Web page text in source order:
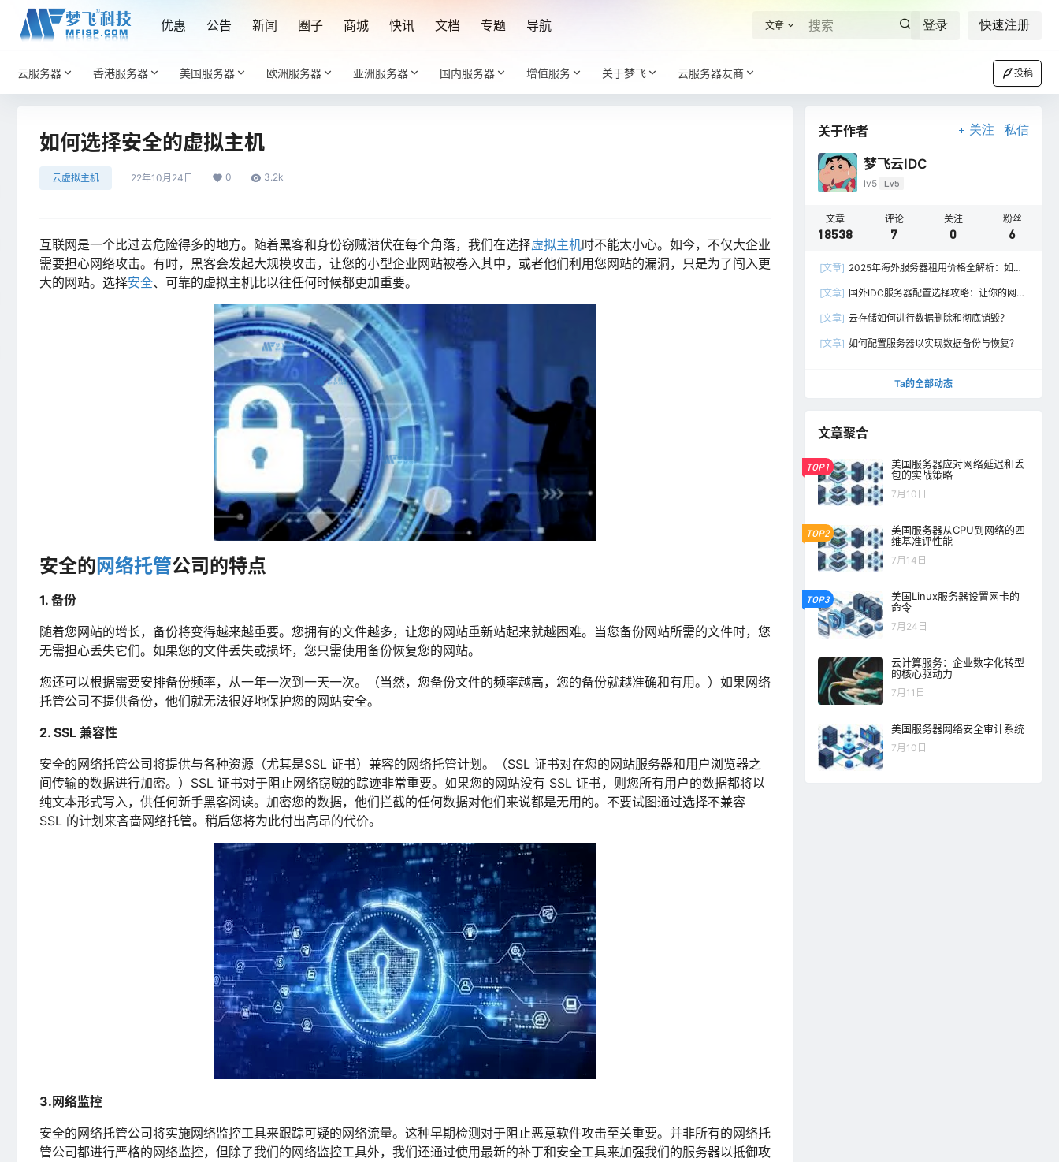
优惠 公告 新闻 圈子 商城 快讯 文档 专题 导航 文章 登录 快速注册
云服务器 香港服务器 美国服务器 欧洲服务器 亚洲服务器 国内服务器 增值服务 关于梦飞 云服务器友商 投稿
如何选择安全的虚拟主机
云虚拟主机 22年10月24日 0 3.2k
互联网是一个比过去危险得多的地方。随着黑客和身份窃贼潜伏在每个角落，我们在选择虚拟主机时不能太小心。如今，不仅大企业
需要担心网络攻击。有时，黑客会发起大规模攻击，让您的小型企业网站被卷入其中，或者他们利用您网站的漏洞，只是为了闯入更
大的网站。选择安全、可靠的虚拟主机比以往任何时候都更加重要。
安全的网络托管公司的特点
1. 备份
随着您网站的增长，备份将变得越来越重要。您拥有的文件越多，让您的网站重新站起来就越困难。当您备份网站所需的文件时，您
无需担心丢失它们。如果您的文件丢失或损坏，您只需使用备份恢复您的网站。
您还可以根据需要安排备份频率，从一年一次到一天一次。（当然，您备份文件的频率越高，您的备份就越准确和有用。）如果网络
托管公司不提供备份，他们就无法很好地保护您的网站安全。
2. SSL 兼容性
安全的网络托管公司将提供与各种资源（尤其是SSL 证书）兼容的网络托管计划。（SSL 证书对在您的网站服务器和用户浏览器之
间传输的数据进行加密。）SSL 证书对于阻止网络窃贼的踪迹非常重要。如果您的网站没有 SSL 证书，则您所有用户的数据都将以
纯文本形式写入，供任何新手黑客阅读。加密您的数据，他们拦截的任何数据对他们来说都是无用的。不要试图通过选择不兼容
SSL 的计划来吝啬网络托管。稍后您将为此付出高昂的代价。
3.网络监控
安全的网络托管公司将实施网络监控工具来跟踪可疑的网络流量。这种早期检测对于阻止恶意软件攻击至关重要。并非所有的网络托
管公司都进行严格的网络监控，但除了我们的网络监控工具外，我们还通过使用最新的补丁和安全工具来加强我们的服务器以抵御攻
关于作者 关注 私信
梦飞云IDC
lv5 Lv5
文章
18538
评论
7
关注
0
粉丝
6
[文章] 2025年海外服务器租用价格全解析：如何
[文章] 国外IDC服务器配置选择攻略：让你的网站
[文章] 云存储如何进行数据删除和彻底销毁？
[文章] 如何配置服务器以实现数据备份与恢复？
Ta的全部动态
文章聚合
TOP1
美国服务器应对网络延迟和丢
包的实战策略
7月10日
TOP2
美国服务器从CPU到网络的四
维基准评性能
7月14日
TOP3
美国Linux服务器设置网卡的
命令
7月24日
云计算服务：企业数字化转型
的核心驱动力
7月11日
美国服务器网络安全审计系统
7月10日